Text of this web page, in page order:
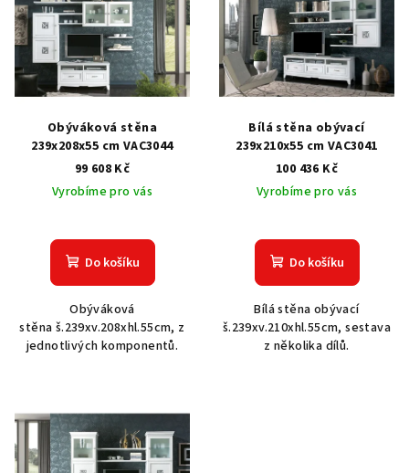
p
s
p
Obýváková stěna
239x208x55 cm VAC3044
99 608 Kč
Vyrobíme pro vás
Do košíku
Obýváková
stěna š.239xv.208xhl.55cm, z
jednotlivých komponentů.
Bílá stěna obývací
239x210x55 cm VAC3041
100 436 Kč
Vyrobíme pro vás
Do košíku
Bílá stěna obývací
š.239xv.210xhl.55cm, sestava
z několika dílů.